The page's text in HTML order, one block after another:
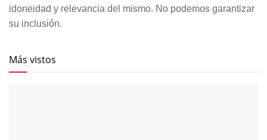
idoneidad y relevancia del mismo. No podemos garantizar
su inclusión.
Más vistos